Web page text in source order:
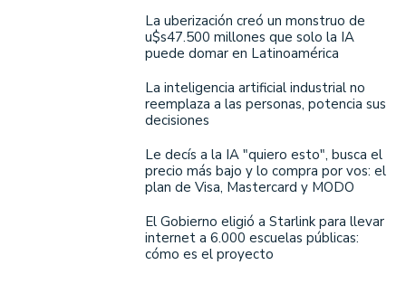
La uberización creó un monstruo de
u$s47.500 millones que solo la IA
puede domar en Latinoamérica
La inteligencia artificial industrial no
reemplaza a las personas, potencia sus
decisiones
Le decís a la IA "quiero esto", busca el
precio más bajo y lo compra por vos: el
plan de Visa, Mastercard y MODO
El Gobierno eligió a Starlink para llevar
internet a 6.000 escuelas públicas:
cómo es el proyecto